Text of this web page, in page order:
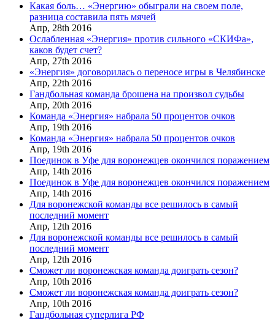
Какая боль… «Энергию» обыграли на своем поле,
разница составила пять мячей
Апр, 28th 2016
Ослабленная «Энергия» против сильного «СКИФа»,
каков будет счет?
Апр, 27th 2016
«Энергия» договорилась о переносе игры в Челябинске
Апр, 22th 2016
Гандбольная команда брошена на произвол судьбы
Апр, 20th 2016
Команда «Энергия» набрала 50 процентов очков
Апр, 19th 2016
Команда «Энергия» набрала 50 процентов очков
Апр, 19th 2016
Поединок в Уфе для воронежцев окончился поражением
Апр, 14th 2016
Поединок в Уфе для воронежцев окончился поражением
Апр, 14th 2016
Для воронежской команды все решилось в самый
последний момент
Апр, 12th 2016
Для воронежской команды все решилось в самый
последний момент
Апр, 12th 2016
Сможет ли воронежская команда доиграть сезон?
Апр, 10th 2016
Сможет ли воронежская команда доиграть сезон?
Апр, 10th 2016
Гандбольная суперлига РФ